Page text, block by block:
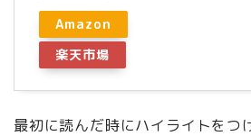
Amazon
楽天市場
最初に読んだ時にハイライトをつ